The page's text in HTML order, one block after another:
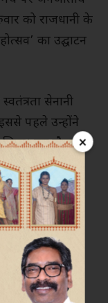
×
को राजधानी के
का उद्घाटन
सेनानी
पहले उन्होंने
इस दौरान
उनके साथ